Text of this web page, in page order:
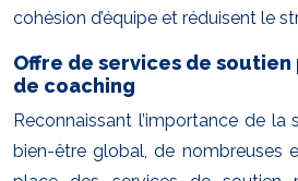
cohésion d’équipe et réduisent le
Offre de services de
de coaching
Reconnaissant l’importance de
bien-être global, de nombreuses